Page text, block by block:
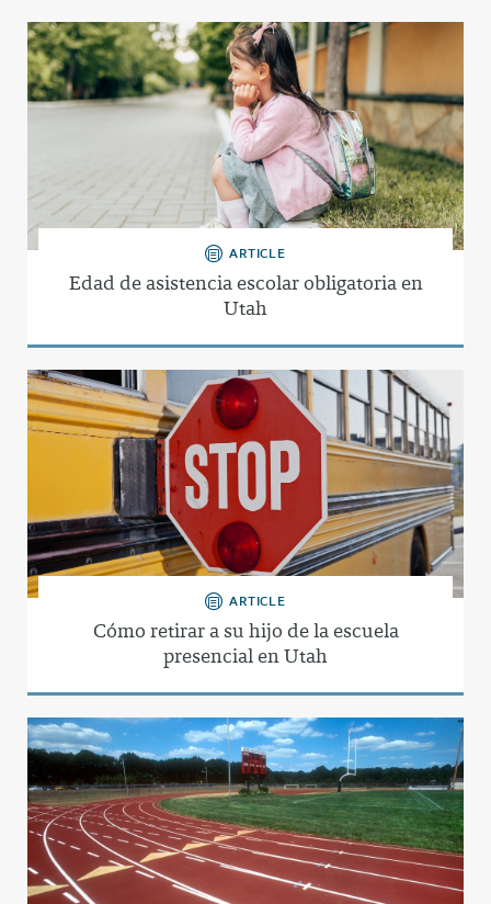
ARTICLE
Edad de asistencia escolar obligatoria en
Utah
ARTICLE
Cómo retirar a su hijo de la escuela
presencial en Utah